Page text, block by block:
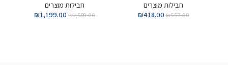
חבילות מוצרים
₪557.00
₪418.00
חבילות מוצרים
₪1,589.00
₪1,199.00